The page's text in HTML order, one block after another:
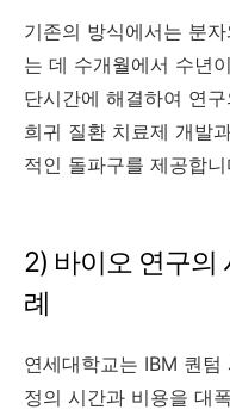
기존의 방식에서는 분
는 데 수개월에서 수년
단시간에 해결하여 연
희귀 질환 치료제 개발
적인 돌파구를 제공합니
2) 바이오 연구의
례
연세대학교는 IBM 퀀
정의 시간과 비용을 대